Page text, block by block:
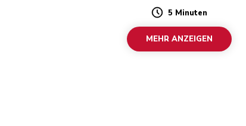
Duration
5 Minuten
MEHR ANZEIGEN